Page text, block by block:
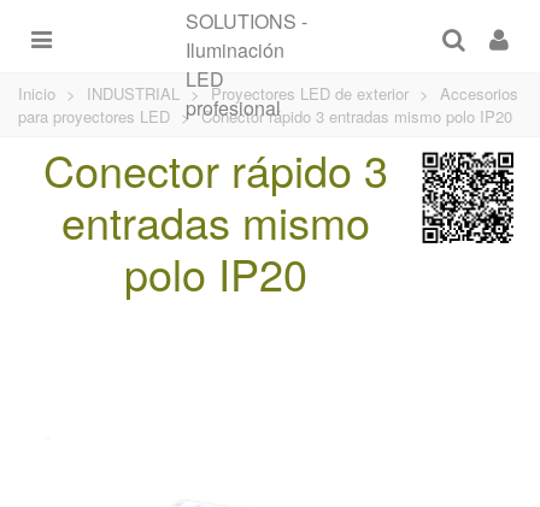
Inicio > INDUSTRIAL > Proyectores LED de exterior > Accesorios
para proyectores LED > Conector rápido 3 entradas mismo polo IP20
Conector rápido 3
entradas mismo
polo IP20